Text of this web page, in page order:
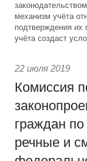
механизм учёта
подтверждения их
учёта создаст
22 июля 2019
Комиссия
граждан
речные и